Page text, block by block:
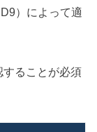
）によって適
することが必須